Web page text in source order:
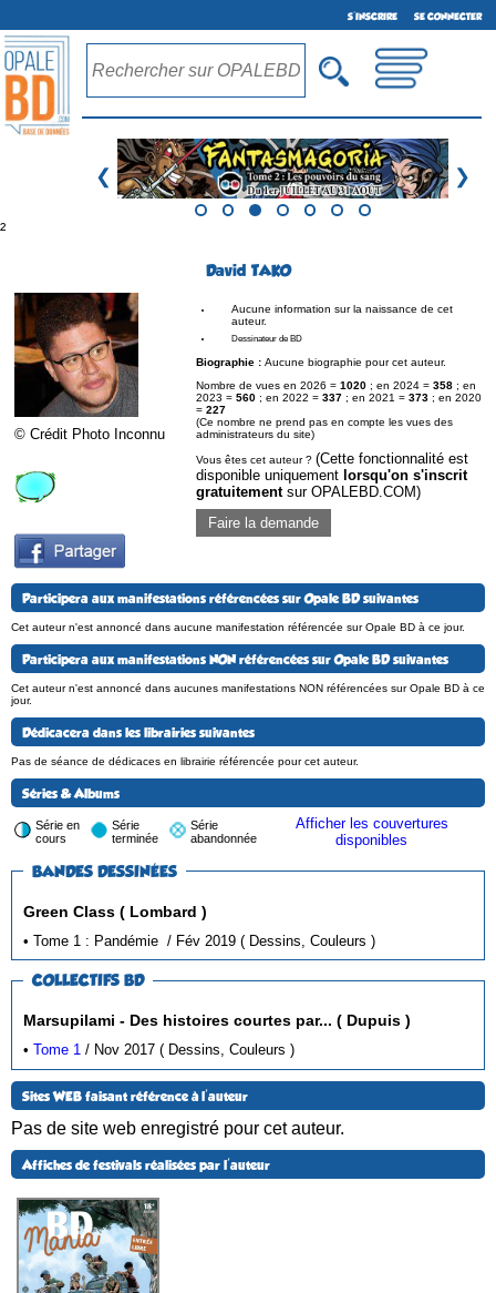
S'INSCRIRE SE CONNECTER
❮ ❯
²
David TAKO
© Crédit Photo Inconnu
Aucune information sur la naissance de cet
auteur.
Dessinateur de BD
Biographie : Aucune biographie pour cet auteur.
Nombre de vues en 2026 = 1020 ; en 2024 = 358 ; en
2023 = 560 ; en 2022 = 337 ; en 2021 = 373 ; en 2020
= 227
(Ce nombre ne prend pas en compte les vues des
administrateurs du site)
Vous êtes cet auteur ? (Cette fonctionnalité est
disponible uniquement lorsqu'on s'inscrit
gratuitementsur OPALEBD.COM)
Faire la demande
Participera aux manifestations référencées sur Opale BD suivantes
Cet auteur n'est annoncé dans aucune manifestation référencée sur Opale BD à ce jour.
Participera aux manifestations NON référencées sur Opale BD suivantes
Cet auteur n'est annoncé dans aucunes manifestations NON référencées sur Opale BD à ce
jour.
Dédicacera dans les librairies suivantes
Pas de séance de dédicaces en librairie référencée pour cet auteur.
Séries & Albums
Série en
cours
Série
terminée
Série
abandonnée
Afficher les couvertures
disponibles
BANDES DESSINÉES
Green Class ( Lombard )
• Tome 1 : Pandémie / Fév 2019 ( Dessins, Couleurs )
COLLECTIFS BD
Marsupilami - Des histoires courtes par... ( Dupuis )
•Tome 1 / Nov 2017 ( Dessins, Couleurs )
Sites WEB faisant référence à l'auteur
Pas de site web enregistré pour cet auteur.
Affiches de festivals réalisées par l'auteur